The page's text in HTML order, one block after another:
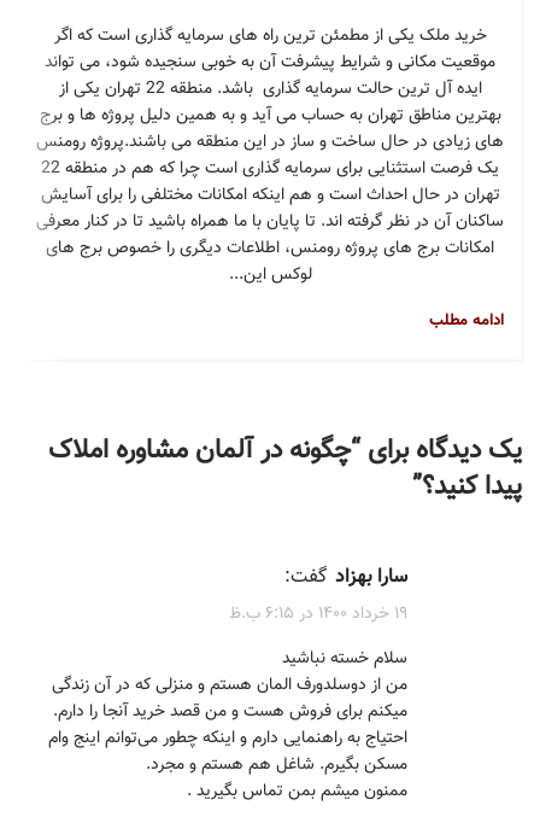
خرید ملک یکی از مطمئن ترین راه های سرمایه گذاری است که اگر
موقعیت مکانی و شرایط پیشرفت آن به خوبی سنجیده شود، می تواند
ایده آل ترین حالت سرمایه گذاری باشد. منطقه 22 تهران یکی از
بهترین مناطق تهران به حساب می آید و به همین دلیل پروژه ها و برج
های زیادی در حال ساخت و ساز در این منطقه می باشند.پروژه رومنس
یک فرصت استثنایی برای سرمایه گذاری است چرا که هم در منطقه 22
تهران در حال احداث است و هم اینکه امکانات مختلفی را برای آسایش
ساکنان آن در نظر گرفته اند. تا پایان با ما همراه باشید تا در کنار معرفی
امکانات برج های پروژه رومنس، اطلاعات دیگری را خصوص برج های
لوکس این...
ادامه مطلب
یک دیدگاه برای “چگونه در آلمان مشاوره املاک
پیدا کنید؟”
سارا بهزاد گفت:
۱۹ خرداد ۱۴۰۰ در ۶:۱۵ ب.ظ
سلام خسته نباشید
من از دوسلدورف المان هستم و منزلی که در آن زندگی
میکنم برای فروش هست و من قصد خرید آنجا را دارم.
احتیاج به راهنمایی دارم و اینکه چطور می‌توانم اینج وام
مسکن بگیرم. شاغل هم هستم و مجرد.
ممنون میشم بمن تماس بگیرید .